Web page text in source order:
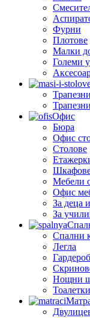
Фурни
Плотове
Малки
Големи
Офис
Бюра
Офис
Столове
Мебели
Офис
За деца
За
Спални
Легла
Нощни